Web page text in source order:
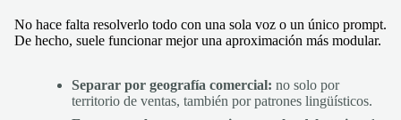
No hace falta resolverlo todo con una sola voz o un único prompt.
De hecho, suele funcionar mejor una aproximación más modular.
Separar por geografía comercial: no solo por
territorio de ventas, también por patrones lingüísticos.